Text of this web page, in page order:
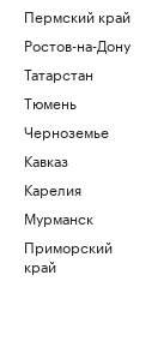
Пермский край
Ростов-на-Дону
Татарстан
Тюмень
Черноземье
Кавказ
Карелия
Мурманск
Приморский
край